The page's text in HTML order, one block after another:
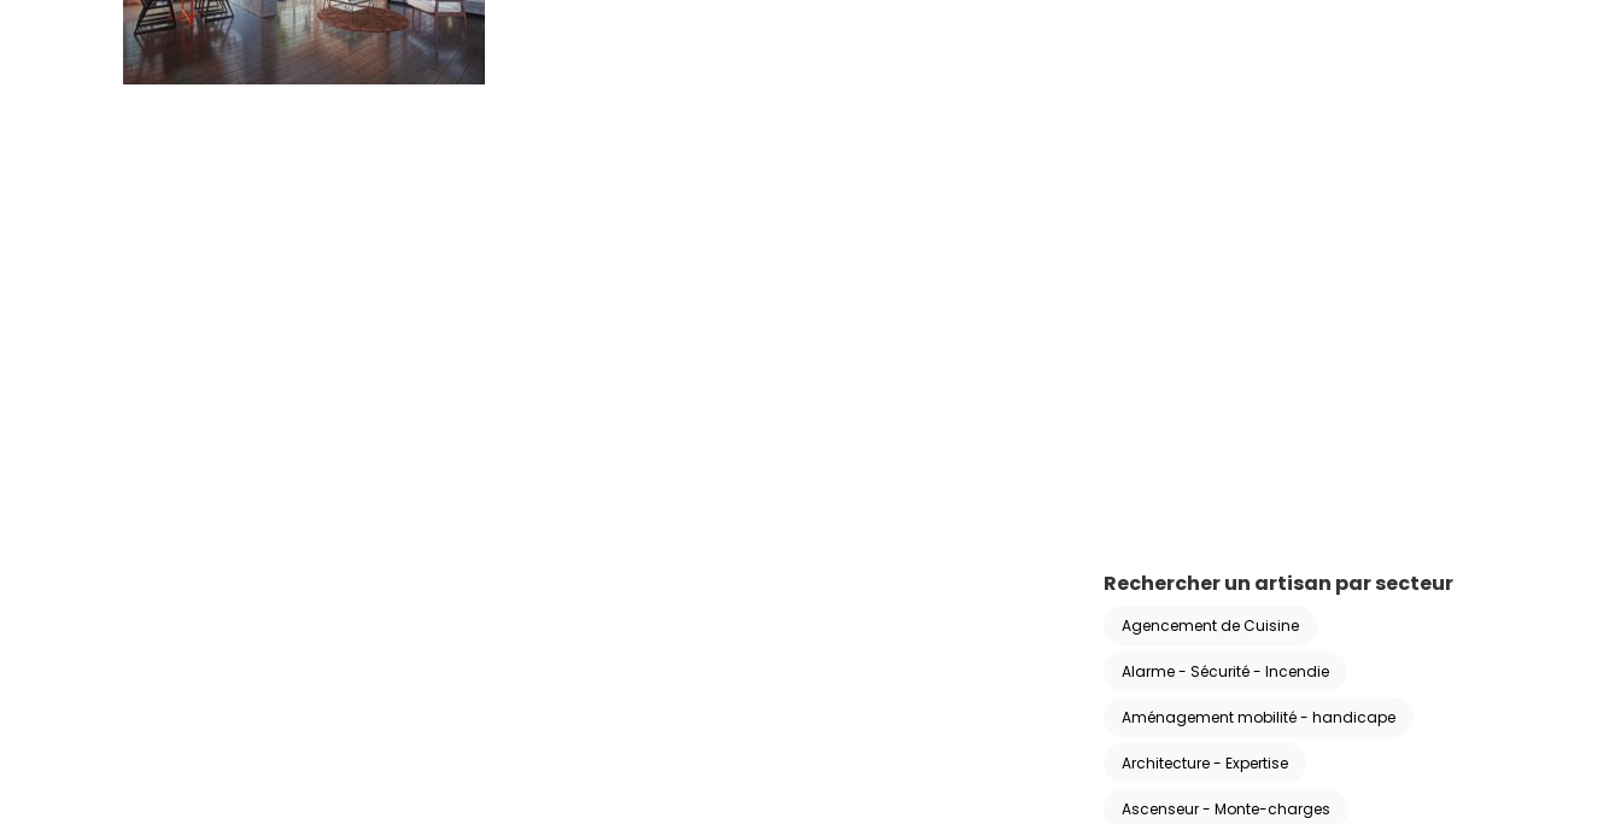
Rechercher un artisan par secteur
Agencement de Cuisine
Alarme - Sécurité - Incendie
Aménagement mobilité - handicape
Architecture - Expertise
Ascenseur - Monte-charges